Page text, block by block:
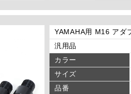
YAMAHA用 M16 アダ
汎用品
カラー
サイズ
品番